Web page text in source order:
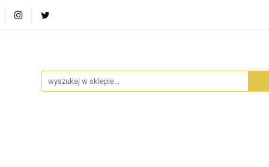
SZUFLADA